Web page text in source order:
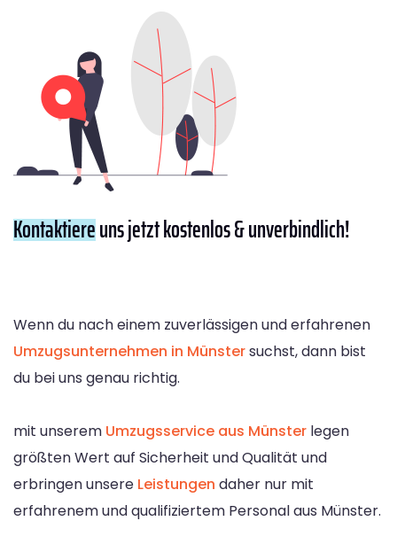
Kontaktiereuns jetzt kostenlos & unverbindlich!
Wenn du nach einem zuverlässigen und erfahrenen
Umzugsunternehmen in Münstersuchst, dann bist
du bei uns genau richtig.
mit unserem Umzugsservice aus Münster legen
größten Wert auf Sicherheit und Qualität und
erbringen unsere Leistungen daher nur mit
erfahrenem und qualifiziertem Personal aus Münster.